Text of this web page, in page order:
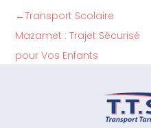
←Transport Scolaire
Mazamet : Trajet Sécurisé
pour Vos Enfants